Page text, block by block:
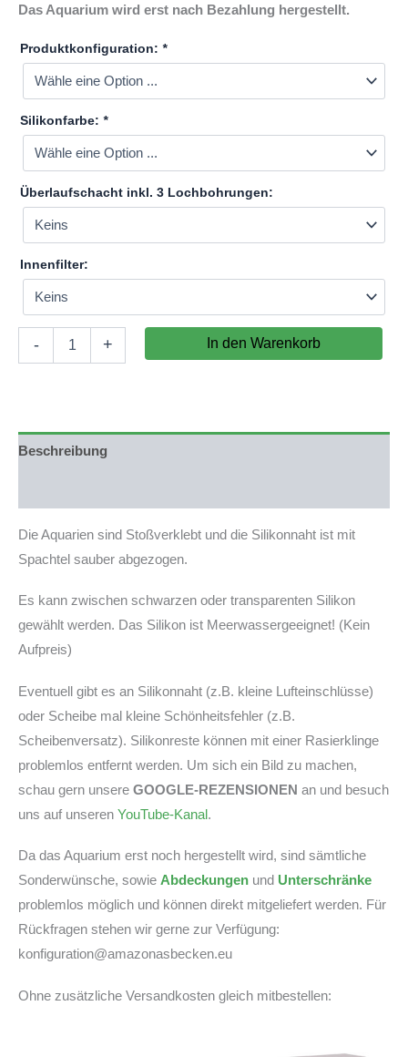
Das Aquarium wird erst nach Bezahlung hergestellt.
Produktkonfiguration: *
Silikonfarbe: *
Überlaufschacht inkl. 3 Lochbohrungen:
Innenfilter:
-
120x30x55cm
Lager)
+ In den Warenkorb
Beschreibung
Die Aquarien sind Stoßverklebt und die Silikonnaht ist mit
Spachtel sauber abgezogen.
Es kann zwischen schwarzen oder transparenten Silikon
gewählt werden. Das Silikon ist Meerwassergeeignet! (Kein
Aufpreis)
Eventuell gibt es an Silikonnaht (z.B. kleine Lufteinschlüsse)
oder Scheibe mal kleine Schönheitsfehler (z.B.
Scheibenversatz). Silikonreste können mit einer Rasierklinge
problemlos entfernt werden. Um sich ein Bild zu machen,
schau gern unsere GOOGLE-REZENSIONEN an und besuch
uns auf unseren YouTube-Kanal.
Da das Aquarium erst noch hergestellt wird, sind sämtliche
Sonderwünsche, sowie Abdeckungen und Unterschränke
problemlos möglich und können direkt mitgeliefert werden. Für
Rückfragen stehen wir gerne zur Verfügung:
konfiguration@amazonasbecken.eu
Ohne zusätzliche Versandkosten gleich mitbestellen: